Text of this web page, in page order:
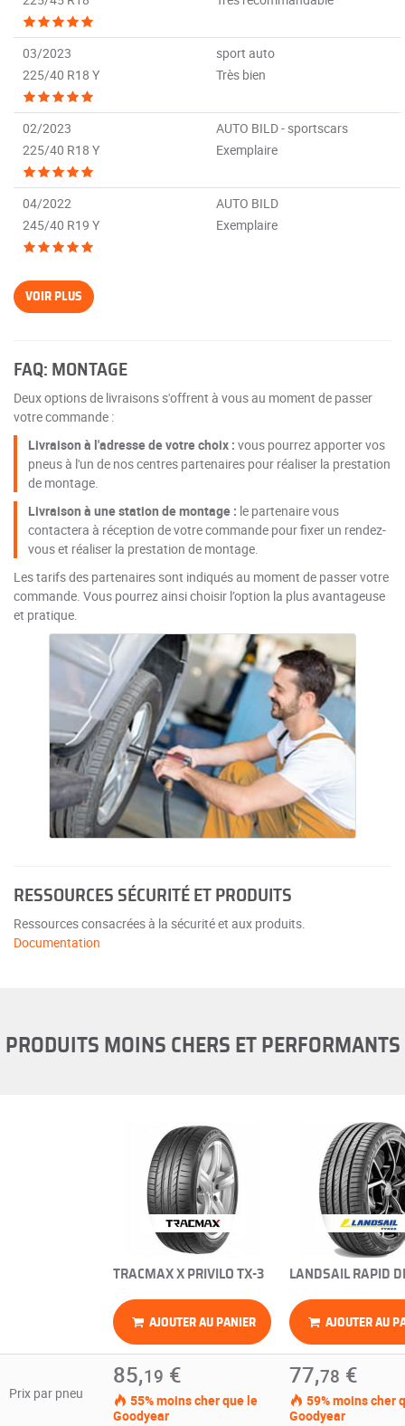
03/2023
sport auto
225/40 R18 Y
Très bien
02/2023
AUTO BILD - sportscars
225/40 R18 Y
Exemplaire
04/2022
AUTO BILD
245/40 R19 Y
Exemplaire
VOIR PLUS
FAQ: MONTAGE
Deux options de livraisons s'offrent à vous au moment de passer
votre commande :
Livraison à l'adresse de votre choix : vous pourrez apporter vos
pneus à l'un de nos centres partenaires pour réaliser la prestation
de montage.
Livraison à une station de montage : le partenaire vous
contactera à réception de votre commande pour fixer un rendez-
vous et réaliser la prestation de montage.
Les tarifs des partenaires sont indiqués au moment de passer votre
commande. Vous pourrez ainsi choisir l’option la plus avantageuse
et pratique.
RESSOURCES SÉCURITÉ ET PRODUITS
Ressources consacrées à la sécurité et aux produits.
Documentation
PRODUITS MOINS CHERS ET PERFORMANTS
TRACMAX X PRIVILO TX-3 LANDSAIL RAPID
AJOUTER AU PANIER AJOUTER AU
Prix par pneu
85,19 €
55% moins cher que le
Goodyear
77,78 €
59% moins cher
Goodyear